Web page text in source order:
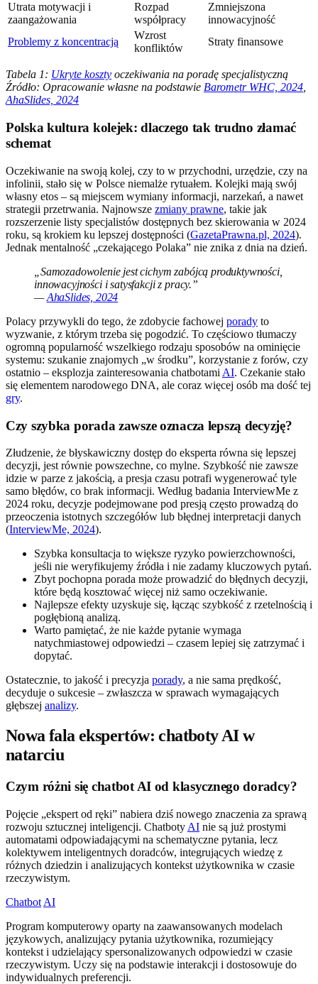
Utrata motywacji i
zaangażowania
Rozpad
współpracy
Zmniejszona
innowacyjność
Problemy z koncentracją
Wzrost
konfliktów
Straty finansowe
Tabela 1: Ukryte koszty oczekiwania na poradę specjalistyczną
Źródło: Opracowanie własne na podstawie Barometr WHC, 2024
AhaSlides, 2024
Polska kultura kolejek: dlaczego tak trudno złamać
schemat
Oczekiwanie na swoją kolej, czy to w przychodni, urzędzie, czy na
infolinii, stało się w Polsce niemalże rytuałem. Kolejki mają swój
własny etos – są miejscem wymiany informacji, narzekań, a nawet
strategii przetrwania. Najnowsze zmiany prawne, takie jak
rozszerzenie listy specjalistów dostępnych bez skierowania w 2024
roku, są krokiem ku lepszej dostępności (GazetaPrawna.pl, 2024).
Jednak mentalność „czekającego Polaka” nie znika z dnia na dzień.
„Samozadowolenie jest cichym zabójcą produktywności,
innowacyjności i satysfakcji z pracy.”
—AhaSlides, 2024
Polacy przywykli do tego, że zdobycie fachowej porady to
wyzwanie, z którym trzeba się pogodzić. To częściowo tłumaczy
ogromną popularność wszelkiego rodzaju sposobów na ominięcie
systemu: szukanie znajomych „w środku”, korzystanie z forów, czy
ostatnio – eksplozja zainteresowania chatbotami AI. Czekanie stało
się elementem narodowego DNA, ale coraz więcej osób ma dość tej
gry.
Czy szybka porada zawsze oznacza lepszą decyzję?
Złudzenie, że błyskawiczny dostęp do eksperta równa się lepszej
decyzji, jest równie powszechne, co mylne. Szybkość nie zawsze
idzie w parze z jakością, a presja czasu potrafi wygenerować tyle
samo błędów, co brak informacji. Według badania InterviewMe z
2024 roku, decyzje podejmowane pod presją często prowadzą do
przeoczenia istotnych szczegółów lub błędnej interpretacji danych
(InterviewMe, 2024).
Szybka konsultacja to większe ryzyko powierzchowności,
jeśli nie weryfikujemy źródła i nie zadamy kluczowych pytań.
Zbyt pochopna porada może prowadzić do błędnych decyzji,
które będą kosztować więcej niż samo oczekiwanie.
Najlepsze efekty uzyskuje się, łącząc szybkość z rzetelnością i
pogłębioną analizą.
Warto pamiętać, że nie każde pytanie wymaga
natychmiastowej odpowiedzi – czasem lepiej się zatrzymać i
dopytać.
Ostatecznie, to jakość i precyzja porady, a nie sama prędkość,
decyduje o sukcesie – zwłaszcza w sprawach wymagających
głębszej analizy.
Nowa fala ekspertów: chatboty AI w
natarciu
Czym różni się chatbot AI od klasycznego doradcy?
Pojęcie „ekspert od ręki” nabiera dziś nowego znaczenia za sprawą
rozwoju sztucznej inteligencji. Chatboty AI nie są już prostymi
automatami odpowiadającymi na schematyczne pytania, lecz
kolektywem inteligentnych doradców, integrujących wiedzę z
różnych dziedzin i analizujących kontekst użytkownika w czasie
rzeczywistym.
Chatbot AI
Program komputerowy oparty na zaawansowanych modelach
językowych, analizujący pytania użytkownika, rozumiejący
kontekst i udzielający spersonalizowanych odpowiedzi w czasie
rzeczywistym. Uczy się na podstawie interakcji i dostosowuje do
indywidualnych preferencji.